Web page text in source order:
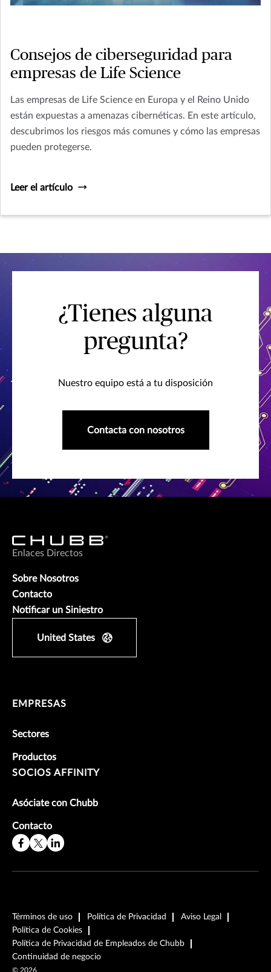
Consejos de ciberseguridad para
empresas de Life Science
Las empresas de Life Science en Europa y el Reino Unido
están expuestas a amenazas cibernéticas. En este artículo,
descubrimos los riesgos más comunes y cómo las empresas
pueden protegerse.
Leer el artículo
¿Tienes alguna
pregunta?
Nuestro equipo está a tu disposición
Contacta con nosotros
Enlaces Directos
Sobre Nosotros
Contacto
Notificar un Siniestro
United States
EMPRESAS
Sectores
Productos
SOCIOS AFFINITY
Asóciate con Chubb
Contacto
Términos de uso Política de Privacidad
Aviso Legal
Política de Cookies
Política de Privacidad de Empleados de Chubb
Continuidad de negocio
© 2026